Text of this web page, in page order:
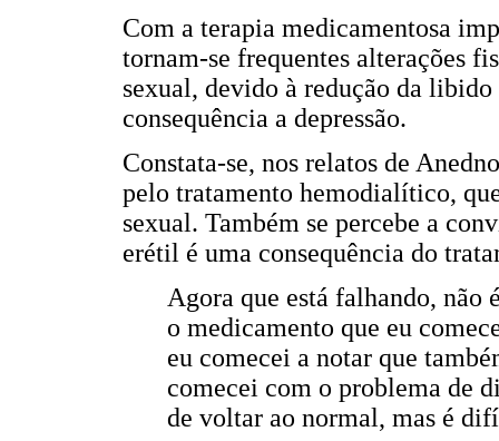
Com a terapia medicamentosa
tornam-se frequentes alterações
sexual, devido à redução da
consequência a depressão.
Constata-se, nos relatos de
pelo tratamento hemodialítico,
sexual. Também se percebe a
erétil é uma consequência do
Agora que está falhando, não
o medicamento que eu
eu comecei a notar que
comecei com o problema de
de voltar ao normal, mas é